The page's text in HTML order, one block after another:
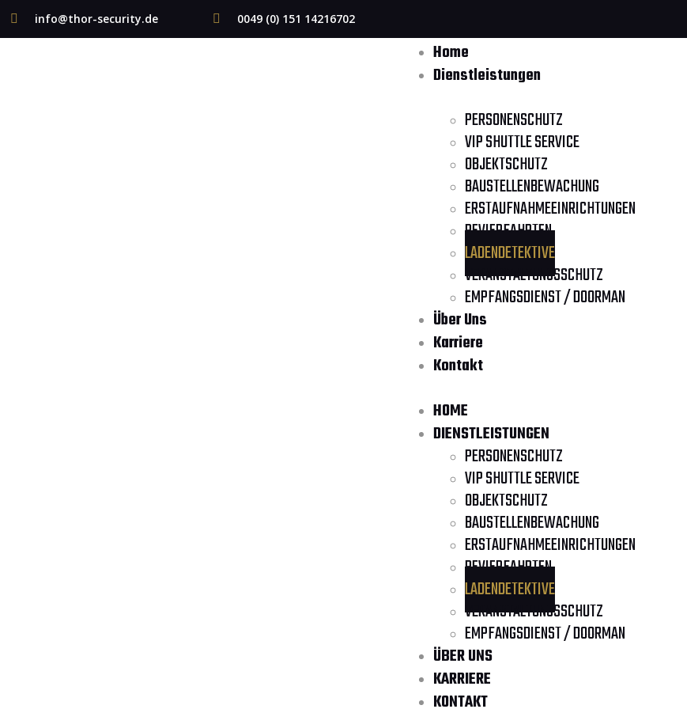
info@thor-security.de 0049 (0) 151 14216702
Home
Dienstleistungen
PERSONENSCHUTZ
VIP SHUTTLE SERVICE
OBJEKTSCHUTZ
BAUSTELLENBEWACHUNG
ERSTAUFNAHMEEINRICHTUNGEN
REVIERFAHRTEN
LADENDETEKTIVE
VERANSTALTUNGSSCHUTZ
EMPFANGSDIENST / DOORMAN
Über Uns
Karriere
Kontakt
HOME
DIENSTLEISTUNGEN
PERSONENSCHUTZ
VIP SHUTTLE SERVICE
OBJEKTSCHUTZ
BAUSTELLENBEWACHUNG
ERSTAUFNAHMEEINRICHTUNGEN
REVIERFAHRTEN
LADENDETEKTIVE
VERANSTALTUNGSSCHUTZ
EMPFANGSDIENST / DOORMAN
ÜBER UNS
KARRIERE
KONTAKT